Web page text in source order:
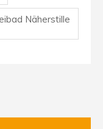
Näherstille